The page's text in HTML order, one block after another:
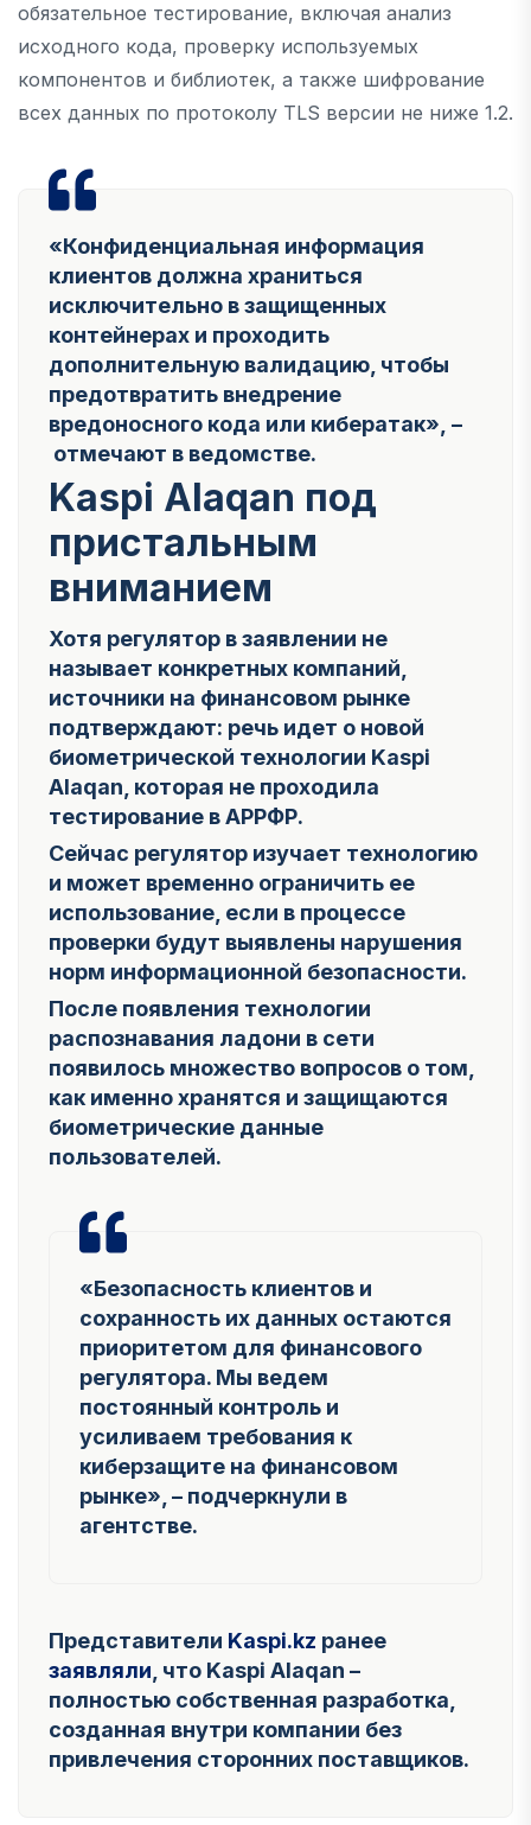
обязательное тестирование, включая анализ
исходного кода, проверку используемых
компонентов и библиотек, а также шифрование
всех данных по протоколу TLS версии не ниже 1.2.
«Конфиденциальная информация
клиентов должна храниться
исключительно в защищенных
контейнерах и проходить
дополнительную валидацию, чтобы
предотвратить внедрение
вредоносного кода или кибератак», –
отмечают в ведомстве.
Kaspi Alaqan под
пристальным
вниманием
Хотя регулятор в заявлении не
называет конкретных компаний,
источники на финансовом рынке
подтверждают: речь идет о новой
биометрической технологии Kaspi
Alaqan, которая не проходила
тестирование в АРРФР.
Сейчас регулятор изучает технологию
и может временно ограничить ее
использование, если в процессе
проверки будут выявлены нарушения
норм информационной безопасности.
После появления технологии
распознавания ладони в сети
появилось множество вопросов о том,
как именно хранятся и защищаются
биометрические данные
пользователей.
«Безопасность клиентов и
сохранность их данных остаются
приоритетом для финансового
регулятора. Мы ведем
постоянный контроль и
усиливаем требования к
киберзащите на финансовом
рынке»,– подчеркнули в
агентстве.
Представители Kaspi.kz ранее
заявляли, что Kaspi Alaqan –
полностью собственная разработка,
созданная внутри компании без
привлечения сторонних поставщиков.